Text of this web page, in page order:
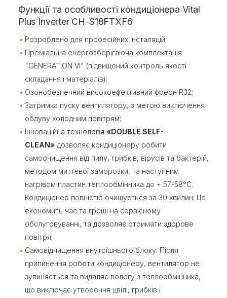
Функції та особливості кондиціонера Vital
Plus Inverter CH-S18FTXF6
Розроблено для професійних інсталяцій;
Преміальна енергозберігаюча комплектація
"GENERATION VI" (підвищений контроль якості
складання і матеріалів);
Озонобезпечний високоефективний фреон R32;
Затримка пуску вентилятору, з метою виключення
обдуву холодним повітрям;
Інноваційна технологія «DOUBLE SELF-
CLEAN» дозволяє кондиціонеру робити
самоочищення від пилу, грибків, вірусів та бактерій,
методом миттєвої заморозки, та наступним
нагрівом пластин теплообмінника до + 57-58°C.
Кондиціонер повністю очищується за 30 хвилин. Це
економить час та гроші на сервісному
обслуговуванні, та дозволяє отримати здорове
повітря;
Самовідчищення внутрішнього блоку. Після
припинення роботи кондиціонеру, вентилятор не
зупиняється та видаляє вологу з теплообмінника,
що виключає утворення цвілі, грибків і